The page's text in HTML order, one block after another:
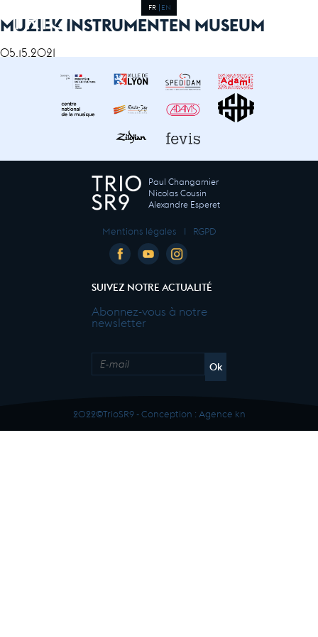
FR EN
MUZIEK INSTRUMENTEN MUSEUM
05.15.2021
Paul Changarnier
Nicolas Cousin
Alexandre Esperet
Mentions légales I RGPD
SUIVEZ NOTRE ACTUALITÉ
Abonnez-vous à notre
newsletter
2022©TrioSR9 - Conception : Agence kn